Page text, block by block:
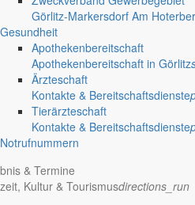
Görlitz-Markersdorf Am
Gesundheit
Apothekenbereitschaft
Apothekenbereitschaft in Görlitz
Ärzteschaft
Kontakte & Bereitschaftsdienste
Tierärzteschaft
Kontakte & Bereitschaftsdienste
Notrufnummern
& Termine
Kultur & Tourismusdirections_run